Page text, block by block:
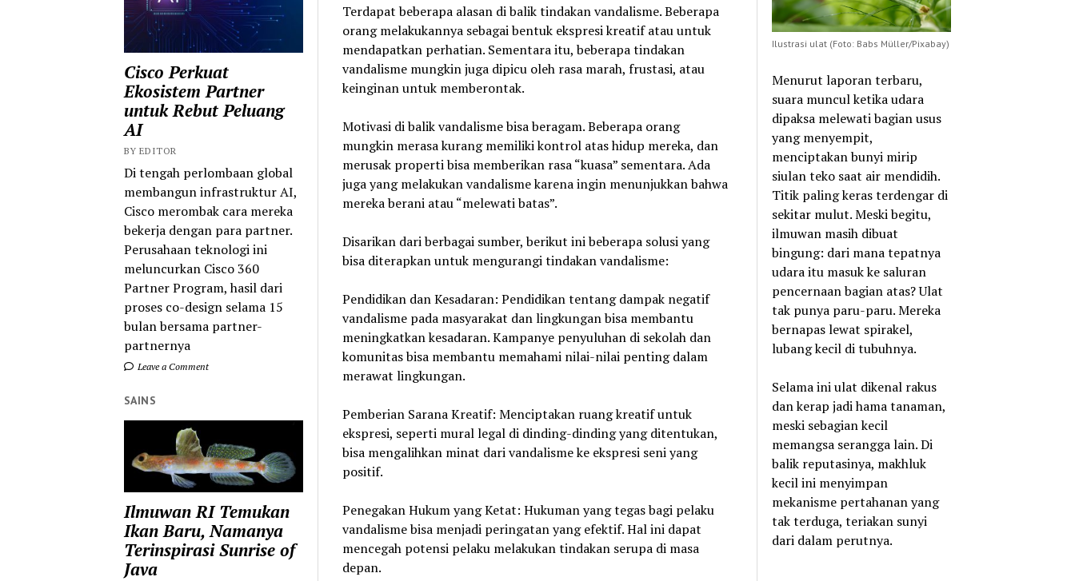
Cisco Perkuat
Ekosistem Partner
untuk Rebut Peluang
AI
BY EDITOR
Di tengah perlombaan global
membangun infrastruktur AI,
Cisco merombak cara mereka
bekerja dengan para partner.
Perusahaan teknologi ini
meluncurkan Cisco 360
Partner Program, hasil dari
proses co-design selama 15
bulan bersama partner-
partnernya
Leave a Comment
SAINS
Ilmuwan RI Temukan
Ikan Baru, Namanya
Terinspirasi Sunrise of
Java
Terdapat beberapa alasan di balik tindakan vandalisme. Beberapa
orang melakukannya sebagai bentuk ekspresi kreatif atau untuk
mendapatkan perhatian. Sementara itu, beberapa tindakan
vandalisme mungkin juga dipicu oleh rasa marah, frustasi, atau
keinginan untuk memberontak.
Motivasi di balik vandalisme bisa beragam. Beberapa orang
mungkin merasa kurang memiliki kontrol atas hidup mereka, dan
merusak properti bisa memberikan rasa “kuasa” sementara. Ada
juga yang melakukan vandalisme karena ingin menunjukkan bahwa
mereka berani atau “melewati batas”.
Disarikan dari berbagai sumber, berikut ini beberapa solusi yang
bisa diterapkan untuk mengurangi tindakan vandalisme:
Pendidikan dan Kesadaran: Pendidikan tentang dampak negatif
vandalisme pada masyarakat dan lingkungan bisa membantu
meningkatkan kesadaran. Kampanye penyuluhan di sekolah dan
komunitas bisa membantu memahami nilai-nilai penting dalam
merawat lingkungan.
Pemberian Sarana Kreatif: Menciptakan ruang kreatif untuk
ekspresi, seperti mural legal di dinding-dinding yang ditentukan,
bisa mengalihkan minat dari vandalisme ke ekspresi seni yang
positif.
Penegakan Hukum yang Ketat: Hukuman yang tegas bagi pelaku
vandalisme bisa menjadi peringatan yang efektif. Hal ini dapat
mencegah potensi pelaku melakukan tindakan serupa di masa
depan.
Ilustrasi ulat (Foto: Babs Müller/Pixabay)
Menurut laporan terbaru,
suara muncul ketika udara
dipaksa melewati bagian usus
yang menyempit,
menciptakan bunyi mirip
siulan teko saat air mendidih.
Titik paling keras terdengar di
sekitar mulut. Meski begitu,
ilmuwan masih dibuat
bingung: dari mana tepatnya
udara itu masuk ke saluran
pencernaan bagian atas? Ulat
tak punya paru-paru. Mereka
bernapas lewat spirakel,
lubang kecil di tubuhnya.
Selama ini ulat dikenal rakus
dan kerap jadi hama tanaman,
meski sebagian kecil
memangsa serangga lain. Di
balik reputasinya, makhluk
kecil ini menyimpan
mekanisme pertahanan yang
tak terduga, teriakan sunyi
dari dalam perutnya.